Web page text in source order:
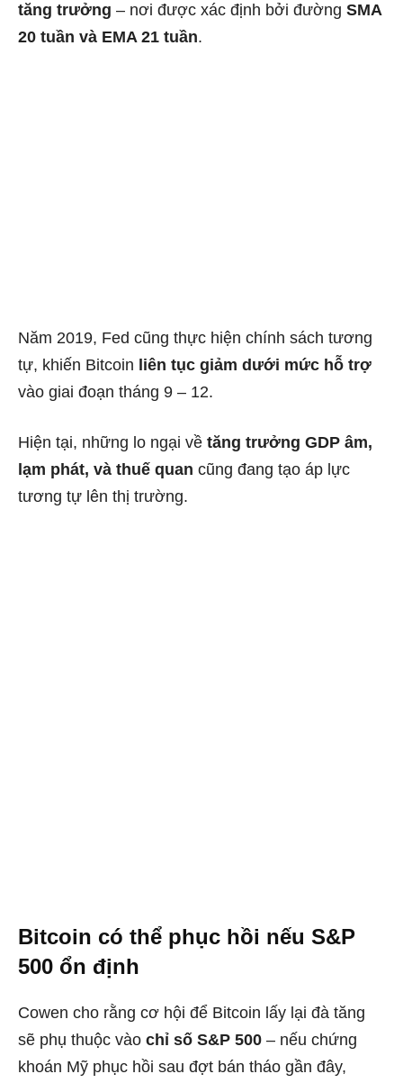
tăng trưởng – nơi được xác định bởi đường SMA
20 tuần và EMA 21 tuần.
Năm 2019, Fed cũng thực hiện chính sách tương
tự, khiến Bitcoin liên tục giảm dưới mức hỗ trợ
vào giai đoạn tháng 9 – 12.
Hiện tại, những lo ngại về tăng trưởng GDP âm,
lạm phát, và thuế quan cũng đang tạo áp lực
tương tự lên thị trường.
Bitcoin có thể phục hồi nếu S&P
500 ổn định
Cowen cho rằng cơ hội để Bitcoin lấy lại đà tăng
sẽ phụ thuộc vào chỉ số S&P 500 – nếu chứng
khoán Mỹ phục hồi sau đợt bán tháo gần đây,